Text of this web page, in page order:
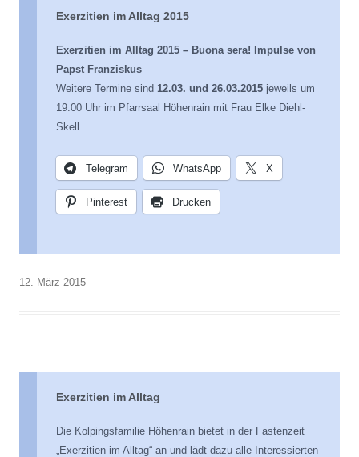
Exerzitien im Alltag 2015
Exerzitien im Alltag 2015 – Buona sera! Impulse von
Papst Franziskus
Weitere Termine sind 12.03. und 26.03.2015 jeweils um
19.00 Uhr im Pfarrsaal Höhenrain mit Frau Elke Diehl-
Skell.
Telegram WhatsApp X
Pinterest Drucken
12. März 2015
Exerzitien im Alltag
Die Kolpingsfamilie Höhenrain bietet in der Fastenzeit
„Exerzitien im Alltag“ an und lädt dazu alle Interessierten